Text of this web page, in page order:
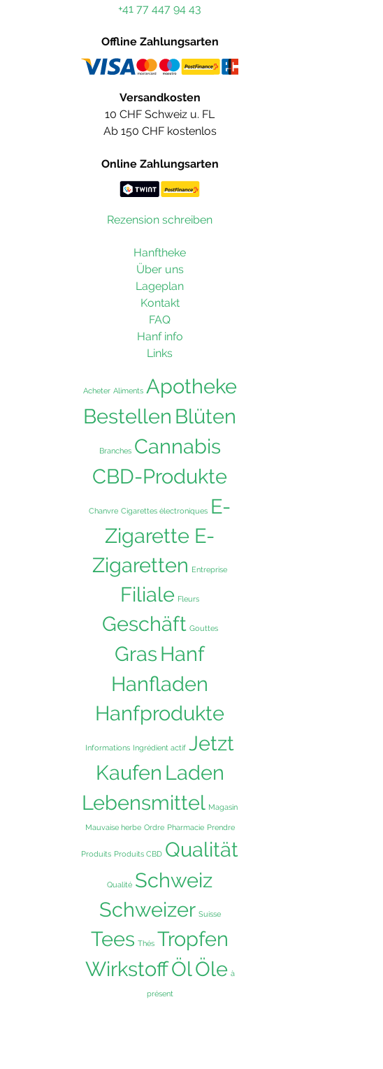
+41 77 447 94 43
Offline Zahlungsarten
Versandkosten
10 CHF Schweiz u. FL
Ab 150 CHF kostenlos
Online Zahlungsarten
Rezension schreiben
Hanftheke
Über uns
Lageplan
Kontakt
FAQ
Hanf info
Links
Acheter Aliments Apotheke
Bestellen Blüten
Branches Cannabis
CBD-Produkte
Chanvre Cigarettes électroniques E-
Zigarette E-
Zigaretten Entreprise
Filiale Fleurs
Geschäft Gouttes
Gras Hanf
Hanfladen
Hanfprodukte
Informations Ingrédient actif Jetzt
Kaufen Laden
Lebensmittel Magasin
Mauvaise herbe Ordre Pharmacie Prendre
Produits Produits CBD Qualität
Qualité Schweiz
Schweizer Suisse
Tees Thés Tropfen
WirkstoffÖlÖle à
présent